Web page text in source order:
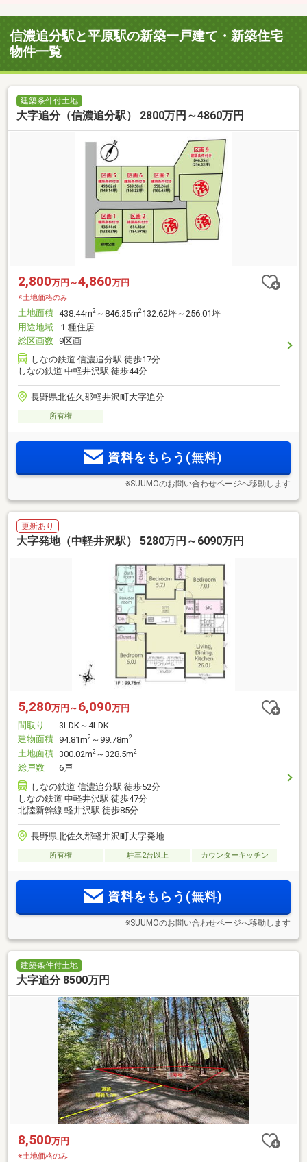
信濃追分駅と平原駅の新築一戸建て・新築住宅
物件一覧
建築条件付土地
大字追分（信濃追分駅） 2800万円～4860万円
2,800万円～4,860万円
※土地価格のみ
土地面積 438.44m2 ～846.35m2 132.62坪～256.01坪
用途地域
１種住居
総区画数 9区画
しなの鉄道 信濃追分駅 徒歩17分
しなの鉄道 中軽井沢駅 徒歩44分
長野県北佐久郡軽井沢町大字追分
所有権
資料をもらう(無料)
※SUUMOのお問い合わせページへ移動します
更新あり
大字発地（中軽井沢駅） 5280万円～6090万円
5,280万円～ 6,090万円
間取り
3LDK～4LDK
建物面積 94.81m2 ～99.78m2
土地面積 300.02m2 ～328.5m2
総戸数
6戸
しなの鉄道 信濃追分駅 徒歩52分
しなの鉄道 中軽井沢駅 徒歩47分
北陸新幹線 軽井沢駅 徒歩85分
長野県北佐久郡軽井沢町大字発地
所有権 駐車2台以上 カウンターキッチン
資料をもらう(無料)
※SUUMOのお問い合わせページへ移動します
建築条件付土地
大字追分 8500万円
8,500万円
※土地価格のみ